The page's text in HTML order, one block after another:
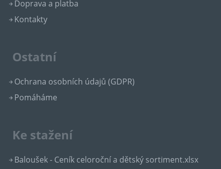
Doprava a platba
Kontakty
Ostatní
Ochrana osobních údajů (GDPR)
Pomáháme
Ke stažení
Baloušek - Ceník celoroční a dětský sortiment.xlsx